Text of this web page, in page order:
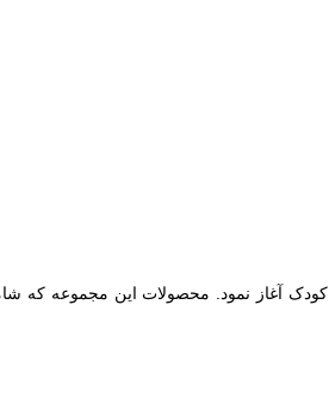
و مبلمان کودک آغاز نمود. محصولات این مجموعه